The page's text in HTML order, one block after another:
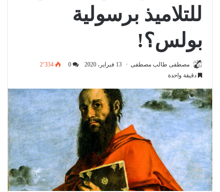
للتلاميذ برسولية
بولس؟!
مصطفى طالب مصطفى 13 فبراير، 2020
2٬334
دقيقة واحدة